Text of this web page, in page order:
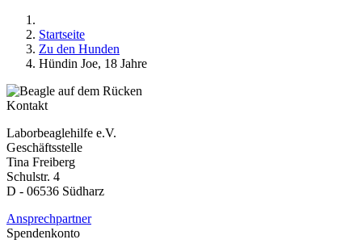
Startseite
Zu den Hunden
Hündin Joe, 18 Jahre
Kontakt
Laborbeaglehilfe e.V.
Geschäftsstelle
Tina Freiberg
Schulstr. 4
D - 06536 Südharz
Ansprechpartner
Spendenkonto